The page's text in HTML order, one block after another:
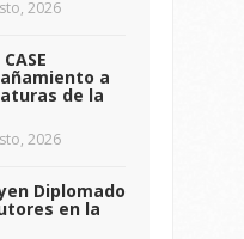
2026
a
de la
2026
Diplomado
en la